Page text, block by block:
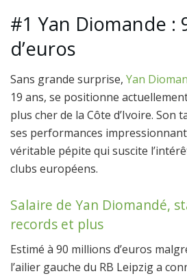
#1 Yan Diomande :
d’euros
Sans grande surprise, Yan
19 ans, se positionne
plus cher de la Côte d’Ivoire. Son
ses performances
véritable pépite qui suscite
clubs européens.
Salaire de Yan Diomandé,
records et plus
Estimé à 90 millions d’euros
l’ailier gauche du RB Leipzig a